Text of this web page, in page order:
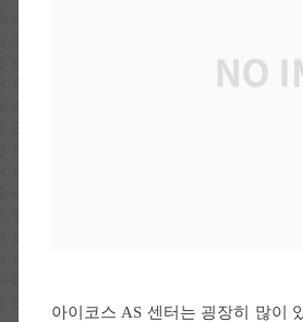
아이코스 AS 센터는 굉장히 많이